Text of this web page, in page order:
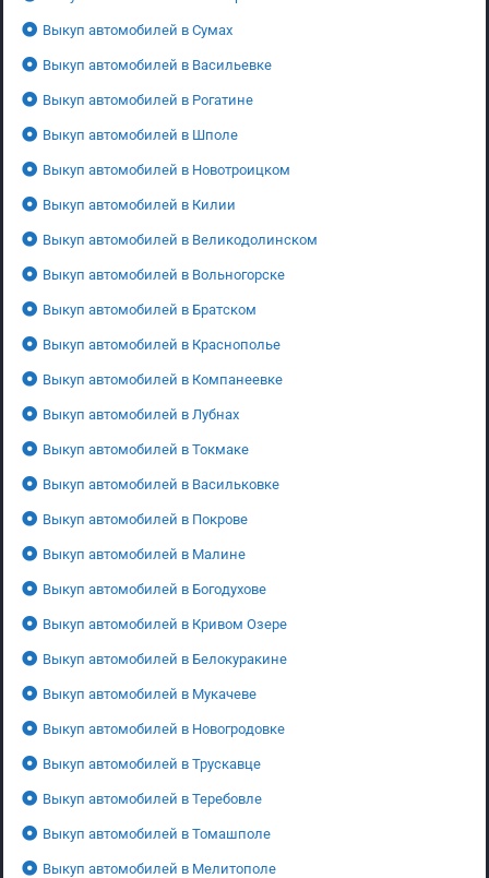
Выкуп автомобилей в Сумах
Выкуп автомобилей в Васильевке
Выкуп автомобилей в Рогатине
Выкуп автомобилей в Шполе
Выкуп автомобилей в Новотроицком
Выкуп автомобилей в Килии
Выкуп автомобилей в Великодолинском
Выкуп автомобилей в Вольногорске
Выкуп автомобилей в Братском
Выкуп автомобилей в Краснополье
Выкуп автомобилей в Компанеевке
Выкуп автомобилей в Лубнах
Выкуп автомобилей в Токмаке
Выкуп автомобилей в Васильковке
Выкуп автомобилей в Покрове
Выкуп автомобилей в Малине
Выкуп автомобилей в Богодухове
Выкуп автомобилей в Кривом Озере
Выкуп автомобилей в Белокуракине
Выкуп автомобилей в Мукачеве
Выкуп автомобилей в Новогродовке
Выкуп автомобилей в Трускавце
Выкуп автомобилей в Теребовле
Выкуп автомобилей в Томашполе
Выкуп автомобилей в Мелитополе